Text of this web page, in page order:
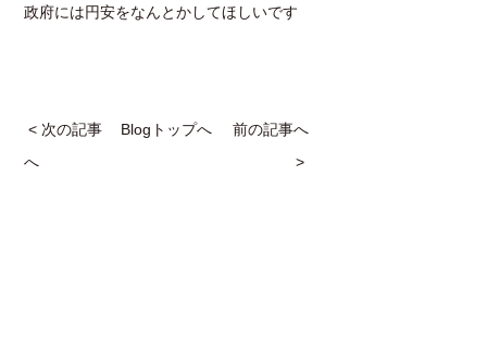
政府には円安をなんとかしてほしいです
< 次の記事
へ
Blogトップへ
前の記事へ
>